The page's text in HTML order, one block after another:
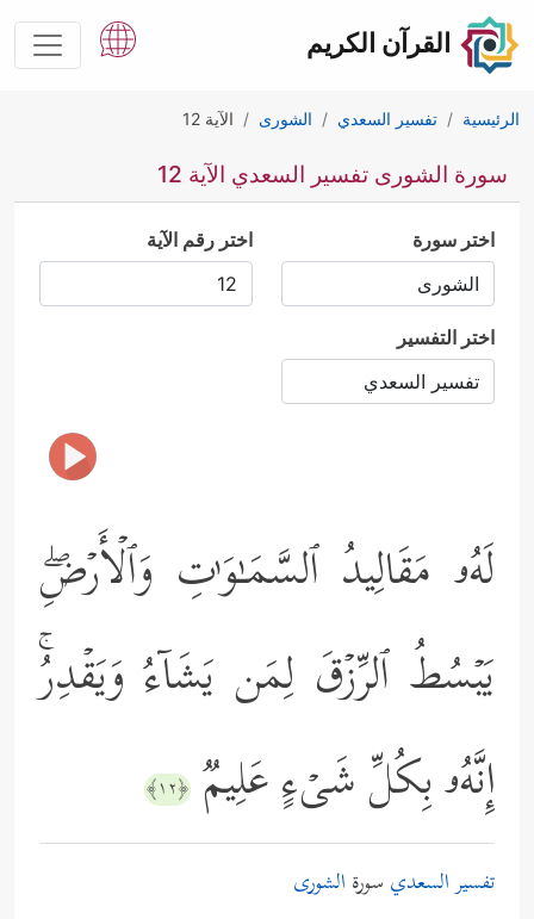
القرآن الكريم
الرئيسية تفسير السعدي الشورى الآية 12
سورة الشورى تفسير السعدي الآية 12
اختر سورة اختر رقم الآية
اختر التفسير
لَهُۥ مَقَالِیدُ ٱلسَّمَـٰوَ ٰ⁠تِ وَٱلۡأَرۡضِۖ
یَبۡسُطُ ٱلرِّزۡقَ لِمَن یَشَاۤءُ وَیَقۡدِرُۚ
إِنَّهُۥ بِكُلِّ شَیۡءٍ عَلِیمࣱ ﴿١٢﴾
تفسير السعدي سورة الشورى